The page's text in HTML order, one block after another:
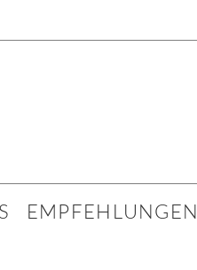
EMPFEHLUNGEN